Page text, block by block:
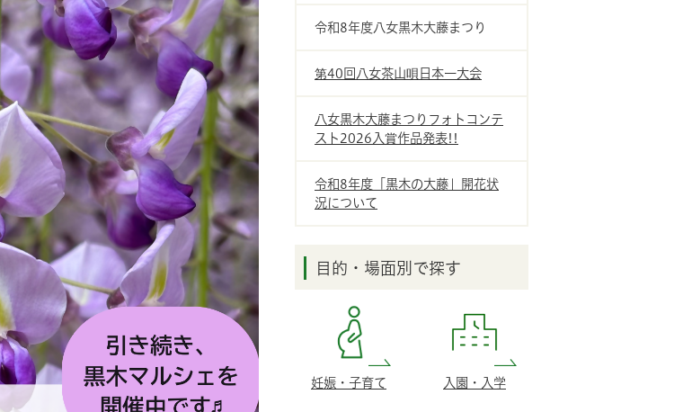
令和8年度八女黒木大藤まつり
第40回八女茶山唄日本一大会
八女黒木大藤まつりフォトコンテ
スト2026入賞作品発表!!
令和8年度「黒木の大藤」開花状
況について
目的・場面別で探す
妊娠・子育て 入園・入学